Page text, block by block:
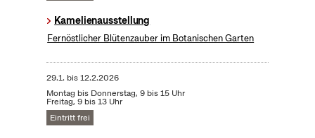
Kamelienausstellung
Fernöstlicher Blütenzauber im Botanischen Garten
29.1. bis12.2.2026
Montag bis Donnerstag, 9 bis 15 Uhr
Freitag, 9 bis 13 Uhr
Eintritt frei